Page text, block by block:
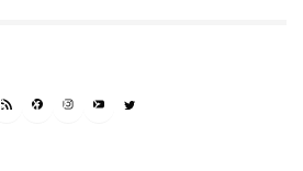
RSS FEEDFACEBOOK
INSTAGRAM
YOUTUBETWITTER